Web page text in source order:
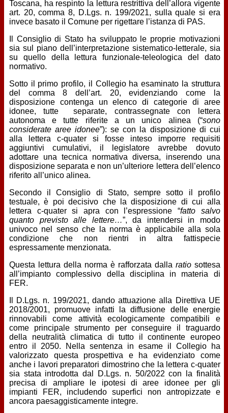
Toscana, ha respinto la lettura restrittiva dell’allora vigente
art. 20, comma 8, D.Lgs. n. 199/2021, sulla quale si era
invece basato il Comune per rigettare l’istanza di PAS.
Il Consiglio di Stato ha sviluppato le proprie motivazioni
sia sul piano dell’interpretazione sistematico-letterale, sia
su quello della lettura funzionale-teleologica del dato
normativo.
Sotto il primo profilo, il Collegio ha esaminato la struttura
del comma 8 dell’art. 20, evidenziando come la
disposizione contenga un elenco di categorie di aree
idonee, tutte separate, contrassegnate con lettera
autonoma e tutte riferite a un unico alinea (“sono
considerate aree idonee”): se con la disposizione di cui
alla lettera c-quater si fosse inteso imporre requisiti
aggiuntivi cumulativi, il legislatore avrebbe dovuto
adottare una tecnica normativa diversa, inserendo una
disposizione separata e non un’ulteriore lettera dell’elenco
riferito all’unico alinea.
Secondo il Consiglio di Stato, sempre sotto il profilo
testuale, è poi decisivo che la disposizione di cui alla
lettera c-quater si apra con l’espressione “fatto salvo
quanto previsto alle lettere…”, da intendersi in modo
univoco nel senso che la norma è applicabile alla sola
condizione che non rientri in altra fattispecie
espressamente menzionata.
Questa lettura della norma è rafforzata dalla ratio sottesa
all’impianto complessivo della disciplina in materia di
FER.
Il D.Lgs. n. 199/2021, dando attuazione alla Direttiva UE
2018/2001, promuove infatti la diffusione delle energie
rinnovabili come attività ecologicamente compatibili e
come principale strumento per conseguire il traguardo
della neutralità climatica di tutto il continente europeo
entro il 2050. Nella sentenza in esame il Collegio ha
valorizzato questa prospettiva e ha evidenziato come
anche i lavori preparatori dimostrino che la lettera c-quater
sia stata introdotta dal D.Lgs. n. 50/2022 con la finalità
precisa di ampliare le ipotesi di aree idonee per gli
impianti FER, includendo superfici non antropizzate e
ancora paesaggisticamente integre.